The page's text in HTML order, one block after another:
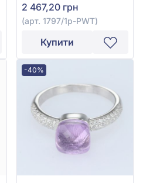
2 467,20 грн
(арт. 1797/1р-PWT)
Купити
-40%